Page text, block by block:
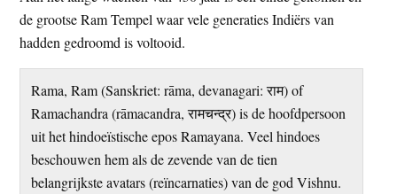
de grootse Ram Tempel waar vele generaties Indiërs van
hadden gedroomd is voltooid.
Rama, Ram (Sanskriet: rāma, devanagari: राम) of
Ramachandra (rāmacandra, रामचन्द्र) is de hoofdpersoon
uit het hindoeïstische epos Ramayana. Veel hindoes
beschouwen hem als de zevende van de tien
belangrijkste avatars (reïncarnaties) van de god Vishnu.